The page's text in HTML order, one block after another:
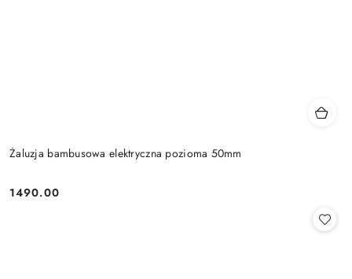
Żaluzja bambusowa elektryczna pozioma 50mm
Cena:
1490.00